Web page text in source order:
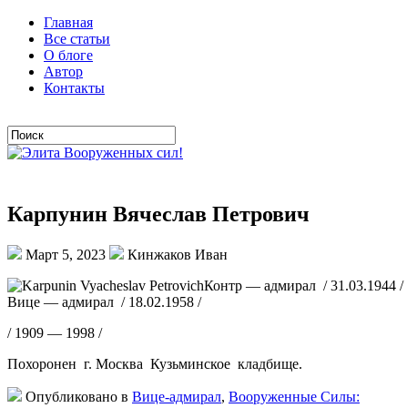
Главная
Все статьи
О блоге
Автор
Контакты
Карпунин Вячеслав Петрович
Март 5, 2023
Кинжаков Иван
Контр — адмирал / 31.03.1944 /
Вице — адмирал / 18.02.1958 /
/ 1909 — 1998 /
Похоронен г. Москва Кузьминское кладбище.
Опубликовано в Вице-адмирал, Вооруженные Силы: